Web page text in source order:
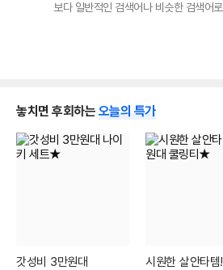
보다 일반적인 검색어나 비슷한 검색어
놓치면 후회하는 오늘의 특가
갓성비 3만원대
시원한 살안타템!